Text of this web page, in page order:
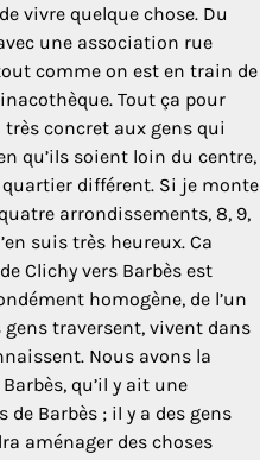
vivre quelque chose. Du
une association rue
comme on est en train de
Tout ça pour
concret aux gens qui
qu’ils soient loin du centre,
quartier différent. Si je monte
arrondissements, 8, 9,
suis très heureux. Ca
Clichy vers Barbès est
homogène, de l’un
gens traversent, vivent dans
Nous avons la
qu’il y ait une
Barbès ; il y a des gens
aménager des choses